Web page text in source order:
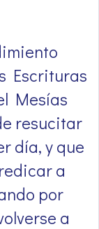
Escrituras
Mesías
resucitar
día, y que
a
por
a